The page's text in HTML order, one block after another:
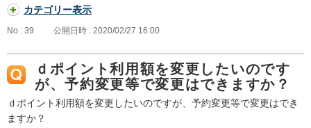
カテゴリー表示
No : 39 公開日時 : 2020/02/27 16:00
ｄポイント利用額を変更したいのです
が、予約変更等で変更はできますか？
ｄポイント利用額を変更したいのですが、予約変更等で変更はでき
ますか？